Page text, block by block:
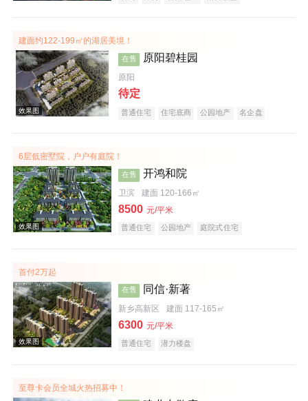
效果图
效果图
建面约122-199㎡的湖居美境！
在售 原阳碧桂园
原阳
待定
普通住宅 住宅底商 公园地产 名企盘
6层低密墅院，户户有庭院！
在售 开鸿和院
卫滨 建面 120-166㎡
8500 元/平米
普通住宅 公园地产 庭院式住宅
首付2万起
在售 同信·新著
新乡高新区 建面 117-165㎡
6300 元/平米
普通住宅 潜力楼盘
至尊卡会员全城火热招募中！